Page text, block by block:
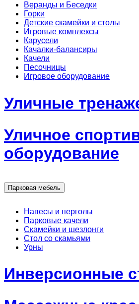
Веранды и Беседки
Горки
Детские скамейки и столы
Игровые комплексы
Карусели
Качалки-балансиры
Качели
Песочницы
Игровое оборудование
Уличные
Уличное
оборудование
Парковая мебель
Навесы и перголы
Парковые качели
Скамейки и шезлонги
Стол со скамьями
Урны
Инверсионные